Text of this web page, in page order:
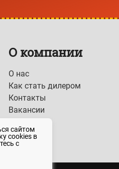
О компании
О нас
Как стать дилером
Контакты
Вакансии
сайтом
cookies в
с